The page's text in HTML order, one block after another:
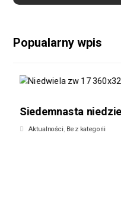
Popualarny wpis
Siedemnasta
Aktualności Bez kategorii